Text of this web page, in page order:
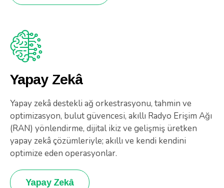
Yapay Zekâ
Yapay zekâ destekli ağ orkestrasyonu, tahmin ve
optimizasyon, bulut güvencesi, akıllı Radyo Erişim Ağı
(RAN) yönlendirme, dijital ikiz ve gelişmiş üretken
yapay zekâ çözümleriyle; akıllı ve kendi kendini
optimize eden operasyonlar.
Yapay Zekâ